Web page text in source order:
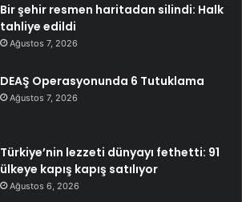
Bir şehir resmen haritadan silindi: Halk
tahliye edildi
Ağustos 7, 2026
DEAŞ Operasyonunda 6 Tutuklama
Ağustos 7, 2026
Türkiye’nin lezzeti dünyayı fethetti: 91
ülkeye kapış kapış satılıyor
Ağustos 6, 2026